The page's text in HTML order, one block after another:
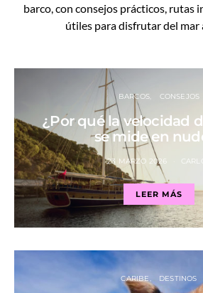
barco, con consejos prácticos, rutas
útiles para disfrutar del mar
BARCOS CONSEJOS
¿Por qué la velocidad
se mide en
23 MARZO 2026
LEER MÁS
CARIBE DESTINOS